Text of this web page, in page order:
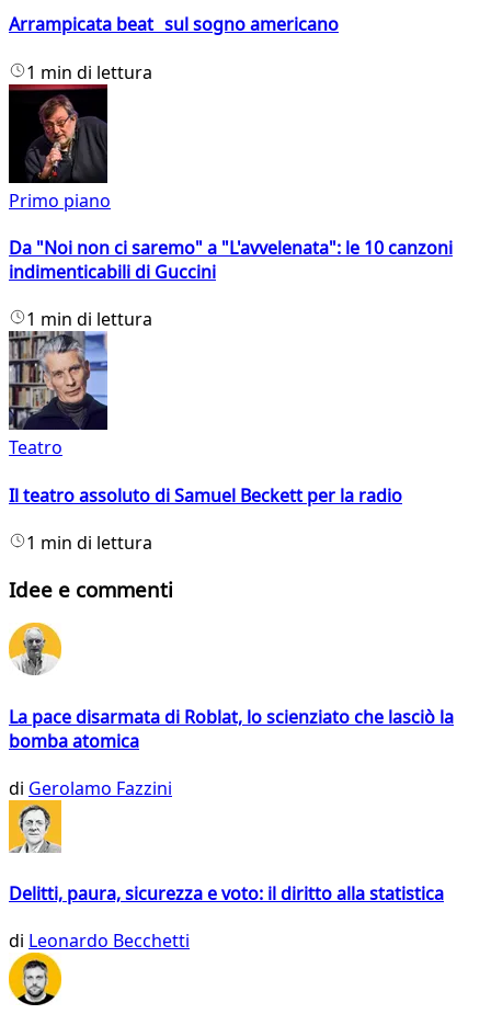
Arrampicata beat sul sogno americano
1 min di lettura
Primo piano
Da "Noi non ci saremo" a "L'avvelenata": le 10 canzoni
indimenticabili di Guccini
1 min di lettura
Teatro
Il teatro assoluto di Samuel Beckett per la radio
1 min di lettura
Idee e commenti
La pace disarmata di Roblat, lo scienziato che lasciò la
bomba atomica
di Gerolamo Fazzini
Delitti, paura, sicurezza e voto: il diritto alla statistica
di Leonardo Becchetti